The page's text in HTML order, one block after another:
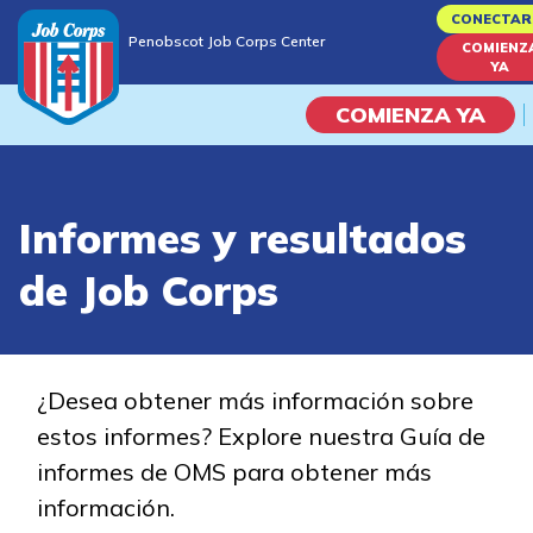
to
content
Penobscot Job Corps Center
YA
COMIENZA YA
Vida En El Campus
Habilidades académicas
Estudiar
Programas de
Informes y resultados
de Job Corps
¿Desea obtener más información sobre
estos informes? Explore nuestra Guía de
informes de OMS para obtener más
información.